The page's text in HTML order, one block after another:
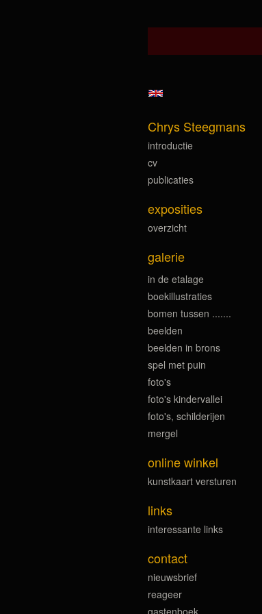
Chrys Steegmans
introductie
cv
publicaties
exposities
overzicht
galerie
in de etalage
boekillustraties
bomen tussen .......
beelden
beelden in brons
spel met puin
foto's
foto's kindervallei
foto's, schilderijen
mergel
online winkel
kunstkaart versturen
links
interessante links
contact
nieuwsbrief
reageer
gastenboek